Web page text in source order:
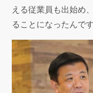
える従業員も出始め
ることになったんです